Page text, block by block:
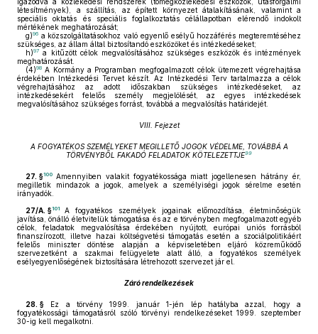
létesítmények), a szállítás, az épített környezet átalakításának, valamint a
speciális oktatás és speciális foglalkoztatás célállapotban elérendő indokolt
mértékének meghatározását;
g)96 a közszolgáltatásokhoz való egyenlő esélyű hozzáférés megteremtéséhez
szükséges, az állam által biztosítandó eszközöket és intézkedéseket;
h)97 a kitűzött célok megvalósításához szükséges eszközök és intézmények
meghatározását.
(4)98 A Kormány a Programban megfogalmazott célok ütemezett végrehajtása
érdekében Intézkedési Tervet készít. Az Intézkedési Terv tartalmazza a célok
végrehajtásához az adott időszakban szükséges intézkedéseket, az
intézkedésekért felelős személy megjelölését, az egyes intézkedések
megvalósításához szükséges forrást, továbbá a megvalósítás határidejét.
VIII. Fejezet
A FOGYATÉKOS SZEMÉLYEKET MEGILLETŐ JOGOK VÉDELME, TOVÁBBÁ A
TÖRVÉNYBŐL FAKADÓ FELADATOK KÖTELEZETTJE99
27. §100 Amennyiben valakit fogyatékossága miatt jogellenesen hátrány ér,
megilletik mindazok a jogok, amelyek a személyiségi jogok sérelme esetén
irányadók.
27/A. §101
A fogyatékos személyek jogainak előmozdítása, életminőségük
javítása, önálló életvitelük támogatása és az e törvényben megfogalmazott egyéb
célok, feladatok megvalósítása érdekében nyújtott, európai uniós forrásból
finanszírozott, illetve hazai költségvetési támogatás esetén a szociálpolitikáért
felelős miniszter döntése alapján a képviseletében eljáró közreműködő
szervezetként a szakmai felügyelete alatt álló, a fogyatékos személyek
esélyegyenlőségének biztosítására létrehozott szervezet jár el.
Záró rendelkezések
28. § Ez a törvény 1999. január 1-jén lép hatályba azzal, hogy a
fogyatékossági támogatásról szóló törvényi rendelkezéseket 1999. szeptember
30-ig kell megalkotni.